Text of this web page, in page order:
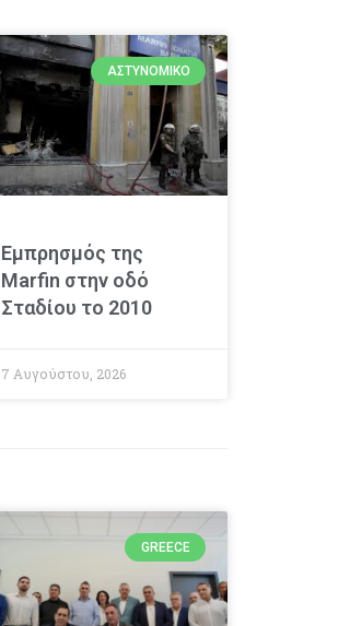
ΑΣΤΥΝΟΜΙΚΌ
Εμπρησμός της
Marfin στην οδό
Σταδίου το 2010
7 Αυγούστου, 2026
GREECE